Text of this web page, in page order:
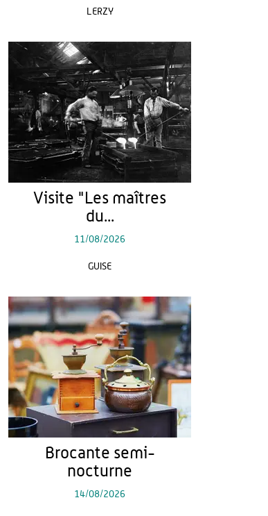
LERZY
Visite "Les maîtres
du...
11/08/2026
GUISE
Brocante semi-
nocturne
14/08/2026